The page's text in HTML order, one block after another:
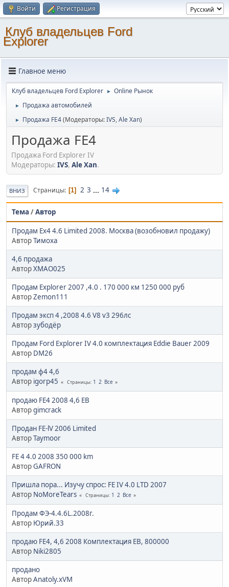
Войти Регистрация
Клуб владельцев Ford
Explorer
Главное меню
Клуб владельцев Ford Explorer ► Online Рынок
► Продажа автомобилей
► Продажа FE4(Модераторы:IVS,Ale Xan)
Продажа FE4
Продажа Ford Explorer IV
Модераторы: IVS, Ale Xan.
ВНИЗ Страницы 1 2 3 ... 14
Тема /Автор
Продам Ex4 4.6 Limited 2008. Москва (возобновил продажу)
АвторТимоха
4,6 продажа
АвторXMAO025
Продам Explorer 2007 ,4.0 . 170 000 км 1250 000 руб
АвторZemon111
Продам эксп 4 ,2008 4.6 V8 v3 296лс
Авторзубодёр
Продам Ford Explorer IV 4.0 комплектация Eddie Bauer 2009
Автор DM26
продам ф4 4,6
Автор igorp45 Страницы 1 2 Все
продаю FE4 2008 4,6 EB
Авторgimcrack
Продан FE-lV 2006 Limited
АвторTaymoor
FE 4 4.0 2008 350 000 km
АвторGAFRON
Пришла пора... Изучу спрос: FE IV 4.0 LTD 2007
Автор NoMoreTears Страницы 1 2 Все
Продам ФЭ-4.4.6L.2008г.
Автор Юрий.33
продаю FE4, 4,6 2008 Комплектация EB, 800000
Автор Niki2805
продано
АвторAnatoly.xVM